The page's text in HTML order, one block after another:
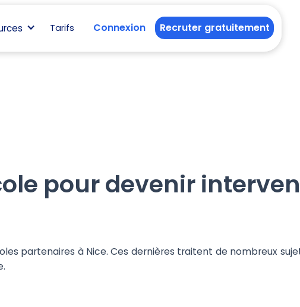
Tarifs Connexion Recruter gratuitement
pour devenir
partenaires à Nice. Ces dernières traitent de nombreux